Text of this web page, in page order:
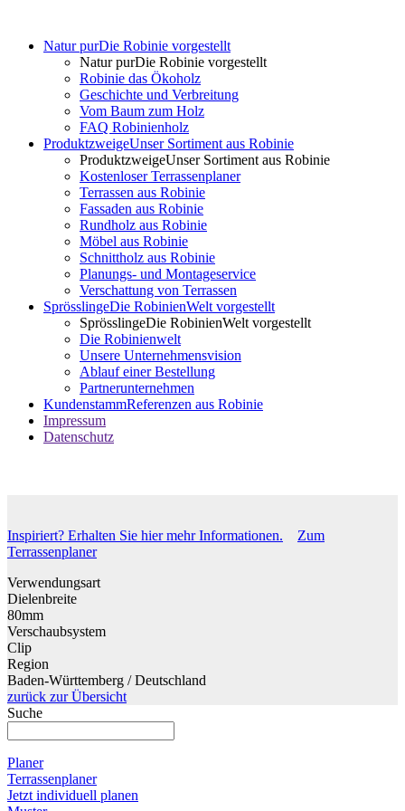
Natur purDie Robinie vorgestellt
Natur purDie Robinie vorgestellt
Robinie das Ökoholz
Geschichte und Verbreitung
Vom Baum zum Holz
FAQ Robinienholz
ProduktzweigeUnser Sortiment aus Robinie
ProduktzweigeUnser Sortiment aus Robinie
Kostenloser Terrassenplaner
Terrassen aus Robinie
Fassaden aus Robinie
Rundholz aus Robinie
Möbel aus Robinie
Schnittholz aus Robinie
Planungs- und Montageservice
Verschattung von Terrassen
SprösslingeDie RobinienWelt vorgestellt
SprösslingeDie RobinienWelt vorgestellt
Die Robinienwelt
Unsere Unternehmensvision
Ablauf einer Bestellung
Partnerunternehmen
KundenstammReferenzen aus Robinie
Impressum
Datenschutz
Inspiriert? Erhalten Sie hier mehr Informationen.
Zum
Terrassenplaner
Verwendungsart
Dielenbreite
80mm
Verschaubsystem
Clip
Region
Baden-Württemberg / Deutschland
zurück zur Übersicht
Suche
Planer
Terrassenplaner
Jetzt individuell planen